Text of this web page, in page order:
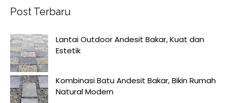
Post Terbaru
Lantai Outdoor Andesit Bakar, Kuat dan
Estetik
Kombinasi Batu Andesit Bakar, Bikin Rumah
Natural Modern